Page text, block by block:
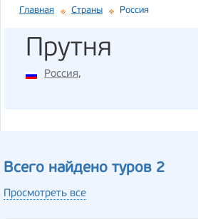
Главная Страны Россия
Прутня
Россия,
Всего найдено туров 2
Просмотреть все